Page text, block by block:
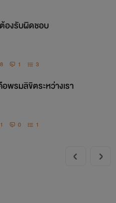
องรับผิดชอบ
1 3
พรมลิขิตระหว่างเรา
0 1